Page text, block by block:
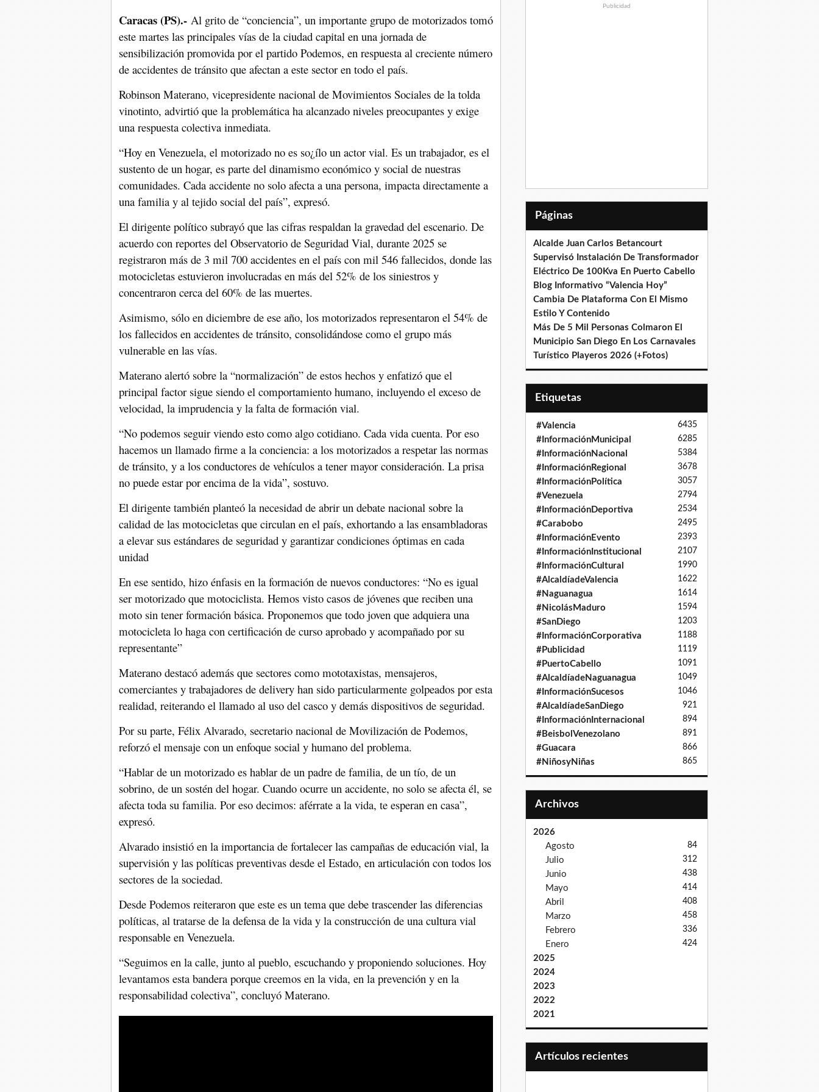
Caracas (PS).- Al grito de “conciencia”, un importante grupo de motorizados tomó
este martes las principales vías de la ciudad capital en una jornada de
sensibilización promovida por el partido Podemos, en respuesta al creciente número
de accidentes de tránsito que afectan a este sector en todo el país.
Robinson Materano, vicepresidente nacional de Movimientos Sociales de la tolda
vinotinto, advirtió que la problemática ha alcanzado niveles preocupantes y exige
una respuesta colectiva inmediata.
“Hoy en Venezuela, el motorizado no es so¿ílo un actor vial. Es un trabajador, es el
sustento de un hogar, es parte del dinamismo económico y social de nuestras
comunidades. Cada accidente no solo afecta a una persona, impacta directamente a
una familia y al tejido social del país”, expresó.
El dirigente político subrayó que las cifras respaldan la gravedad del escenario. De
acuerdo con reportes del Observatorio de Seguridad Vial, durante 2025 se
registraron más de 3 mil 700 accidentes en el país con mil 546 fallecidos, donde las
motocicletas estuvieron involucradas en más del 52% de los siniestros y
concentraron cerca del 60% de las muertes.
Asimismo, sólo en diciembre de ese año, los motorizados representaron el 54% de
los fallecidos en accidentes de tránsito, consolidándose como el grupo más
vulnerable en las vías.
Materano alertó sobre la “normalización” de estos hechos y enfatizó que el
principal factor sigue siendo el comportamiento humano, incluyendo el exceso de
velocidad, la imprudencia y la falta de formación vial.
“No podemos seguir viendo esto como algo cotidiano. Cada vida cuenta. Por eso
hacemos un llamado firme a la conciencia: a los motorizados a respetar las normas
de tránsito, y a los conductores de vehículos a tener mayor consideración. La prisa
no puede estar por encima de la vida”, sostuvo.
El dirigente también planteó la necesidad de abrir un debate nacional sobre la
calidad de las motocicletas que circulan en el país, exhortando a las ensambladoras
a elevar sus estándares de seguridad y garantizar condiciones óptimas en cada
unidad
En ese sentido, hizo énfasis en la formación de nuevos conductores: “No es igual
ser motorizado que motociclista. Hemos visto casos de jóvenes que reciben una
moto sin tener formación básica. Proponemos que todo joven que adquiera una
motocicleta lo haga con certificación de curso aprobado y acompañado por su
representante”
Materano destacó además que sectores como mototaxistas, mensajeros,
comerciantes y trabajadores de delivery han sido particularmente golpeados por esta
realidad, reiterando el llamado al uso del casco y demás dispositivos de seguridad.
Por su parte, Félix Alvarado, secretario nacional de Movilización de Podemos,
reforzó el mensaje con un enfoque social y humano del problema.
“Hablar de un motorizado es hablar de un padre de familia, de un tío, de un
sobrino, de un sostén del hogar. Cuando ocurre un accidente, no solo se afecta él, se
afecta toda su familia. Por eso decimos: aférrate a la vida, te esperan en casa”,
expresó.
Alvarado insistió en la importancia de fortalecer las campañas de educación vial, la
supervisión y las políticas preventivas desde el Estado, en articulación con todos los
sectores de la sociedad.
Desde Podemos reiteraron que este es un tema que debe trascender las diferencias
políticas, al tratarse de la defensa de la vida y la construcción de una cultura vial
responsable en Venezuela.
“Seguimos en la calle, junto al pueblo, escuchando y proponiendo soluciones. Hoy
levantamos esta bandera porque creemos en la vida, en la prevención y en la
responsabilidad colectiva”, concluyó Materano.
Publicidad
Páginas
Alcalde Juan Carlos Betancourt
Supervisó Instalación De Transformador
Eléctrico De 100Kva En Puerto Cabello
Blog Informativo “Valencia Hoy”
Cambia De Plataforma Con El Mismo
Estilo Y Contenido
Más De 5 Mil Personas Colmaron El
Municipio San Diego En Los Carnavales
Turístico Playeros 2026 (+Fotos)
Etiquetas
#Valencia 6435
#InformaciónMunicipal 6285
#InformaciónNacional 5384
#InformaciónRegional 3678
#InformaciónPolítica 3057
#Venezuela 2794
#InformaciónDeportiva 2534
#Carabobo 2495
#InformaciónEvento 2393
#InformaciónInstitucional 2107
#InformaciónCultural 1990
#AlcaldíadeValencia 1622
#Naguanagua 1614
#NicolásMaduro 1594
#SanDiego 1203
#InformaciónCorporativa 1188
#Publicidad 1119
#PuertoCabello 1091
#AlcaldíadeNaguanagua 1049
#InformaciónSucesos 1046
#AlcaldíadeSanDiego 921
#InformaciónInternacional 894
#BeisbolVenezolano 891
#Guacara 866
#NiñosyNiñas 865
Archivos
2026
Agosto
84
Julio 312
Junio 438
Mayo 414
Abril 408
Marzo 458
Febrero 336
Enero 424
2025
2024
2023
2022
2021
Artículos recientes